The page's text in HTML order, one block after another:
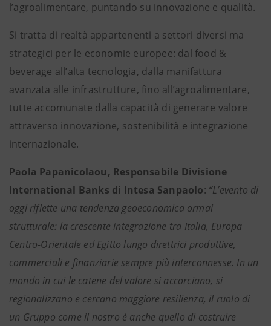
l’agroalimentare, puntando su innovazione e qualità.
Si tratta di realtà appartenenti a settori diversi ma
strategici per le economie europee: dal food &
beverage all’alta tecnologia, dalla manifattura
avanzata alle infrastrutture, fino all’agroalimentare,
tutte accomunate dalla capacità di generare valore
attraverso innovazione, sostenibilità e integrazione
internazionale.
Paola Papanicolaou, Responsabile Divisione
International Banks di Intesa Sanpaolo: “L’evento di
oggi riflette una tendenza geoeconomica ormai
strutturale: la crescente integrazione tra Italia, Europa
Centro-Orientale ed Egitto lungo direttrici produttive,
commerciali e finanziarie sempre più interconnesse. In un
mondo in cui le catene del valore si accorciano, si
regionalizzano e cercano maggiore resilienza, il ruolo di
un Gruppo come il nostro è anche quello di costruire